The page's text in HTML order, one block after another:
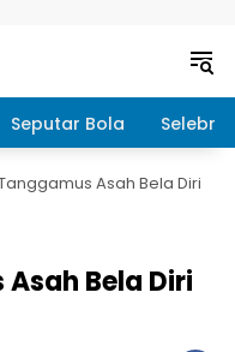
Seputar Bola
Asah Bela Diri
Bela Diri